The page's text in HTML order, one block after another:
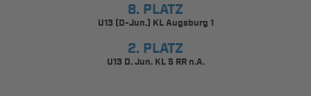
8. PLATZ
U13 (D-Jun.) KL Augsburg 1
2. PLATZ
U13 D. Jun. KL 5 RR n.A.